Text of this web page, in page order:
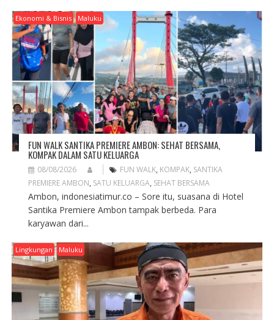
G
A
T
O
N
Ekonomi & Bisnis Maluku
FUN WALK SANTIKA PREMIERE AMBON: SEHAT BERSAMA,
KOMPAK DALAM SATU KELUARGA
08/08/2026 FUN WALK, KOMPAK, SANTIKA
PREMIERE AMBON, SATU KELUARGA, SEHAT BERSAMA
Ambon, indonesiatimur.co – Sore itu, suasana di Hotel
Santika Premiere Ambon tampak berbeda. Para
karyawan dari...
Lingkungan Maluku